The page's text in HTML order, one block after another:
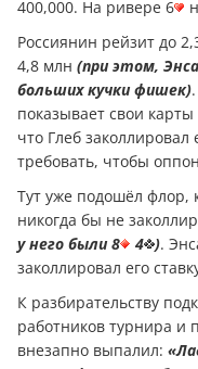
400,000. На ривере 6
Россиянин рейзит до
4,8 млн (при этом,
больших кучки фишек)
показывает свои карты
что Глеб заколлировал
требовать, чтобы
Тут уже подошёл флор,
никогда бы не
у него были 8
4 ).
заколлировал его
К разбирательству
работников турнира и
внезапно выпалил: